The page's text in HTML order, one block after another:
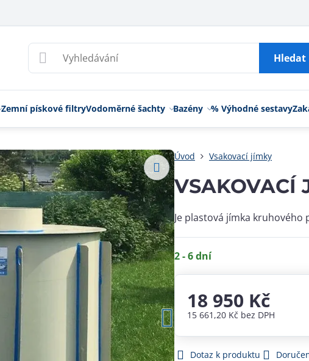
Hledat
Zemní pískové filtryVodoměrné šachty Bazény % Výhodné sestavy
Úvod Vsakovací jímky
VSAKOVACÍ
Je plastová jímka
2 - 6 dní
18 950 Kč
15 661,20 Kč bez DPH
Dotaz k produktu